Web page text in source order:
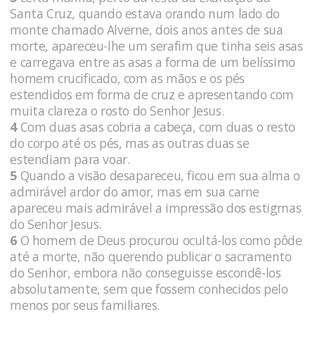
Santa Cruz, quando estava orando num lado do
monte chamado Alverne, dois anos antes de sua
morte, apareceu-lhe um serafim que tinha seis asas
e carregava entre as asas a forma de um belíssimo
homem crucificado, com as mãos e os pés
estendidos em forma de cruz e apresentando com
muita clareza o rosto do Senhor Jesus.
4Com duas asas cobria a cabeça, com duas o resto
do corpo até os pés, mas as outras duas se
estendiam para voar.
5 Quando a visão desapareceu, ficou em sua alma o
admirável ardor do amor, mas em sua carne
apareceu mais admirável a impressão dos estigmas
do Senhor Jesus.
6 O homem de Deus procurou ocultá-los como pôde
até a morte, não querendo publicar o sacramento
do Senhor, embora não conseguisse escondê-los
absolutamente, sem que fossem conhecidos pelo
menos por seus familiares.